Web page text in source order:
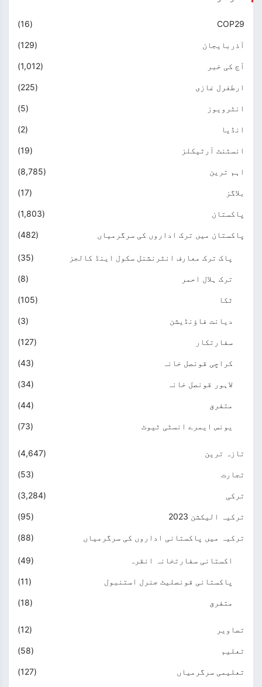
COP29
(16)
آذربایجان (129)
آج کی خبر (1,012)
ارطغرل غازی (225)
انٹرویوز (5)
انڈیا (2)
انسٹنٹ آرٹیکلز (19)
اہم ترین (8,785)
بلاگز (17)
پاکستان (1,803)
پاکستان میں ترک اداروں کی سرگرمیاں (482)
پاک ترک معارف انٹرنشنل سکول اینڈ کالجز (35)
ترک ہلال احمر (8)
ٹکا (105)
دیانت فاؤنڈیشن (3)
سفارتکار (127)
کراچی قونصل خانہ (43)
لاہور قونصل خانہ (34)
متفرق (44)
یونس ایمرے انسٹی ٹیوٹ (73)
تازہ ترین (4,647)
تجارت (53)
ترکی (3,284)
ترکیہ الیکشن 2023 (95)
ترکیہ میں پاکستانی اداروں کی سرگرمیاں (88)
اکستانی سفارتخانہ انقرہ (49)
پاکستانی قونصلیٹ جنرل استنبول (11)
متفرق (18)
تصاویر (12)
تعلیم (58)
تعلیمی سرگرمیاں (127)